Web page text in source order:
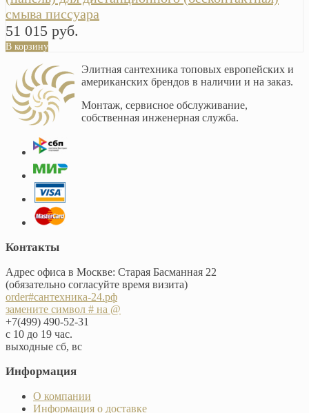
смыва писсуара
51 015 руб.
В корзину
Элитная сантехника топовых европейских и
американских брендов в наличии и на заказ.
Монтаж, сервисное обслуживание,
собственная инженерная служба.
Контакты
Адрес офиса в Москве: Старая Басманная 22
(обязательно согласуйте время визита)
order#сантехника-24.рф
замените символ # на @
+7(499) 490-52-31
с 10 до 19 час.
выходные сб, вс
Информация
О компании
Информация о доставке